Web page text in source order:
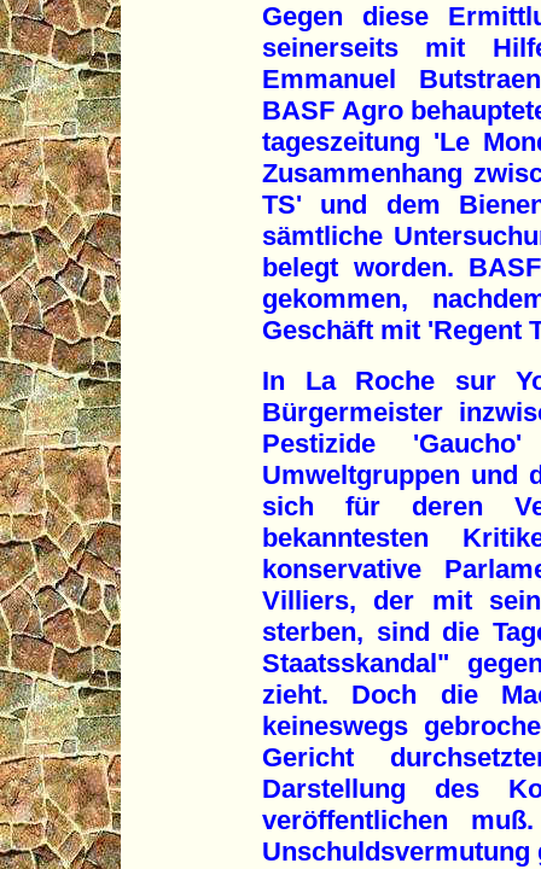
Gegen diese
seinerseits mit
Emmanuel
BASF Agro
tageszeitung 'Le
Zusammenhang
TS' und dem
sämtliche
belegt worden.
gekommen,
Geschäft mit 'Regent
In La Roche sur
Bürgermeister
Pestizide
Umweltgruppen und
sich für deren
bekanntesten
konservative
Villiers, der mit
sterben, sind die
Staatsskandal"
zieht. Doch die
keineswegs
Gericht
Darstellung des
veröffentlichen
Unschuldsvermutung